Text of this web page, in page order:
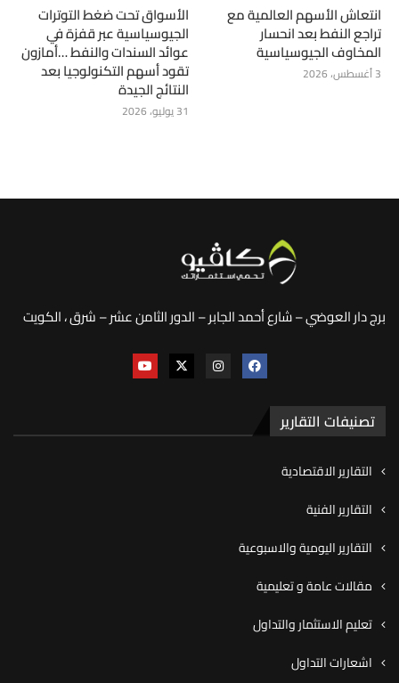
انتعاش الأسهم العالمية مع
تراجع النفط بعد انحسار
المخاوف الجيوسياسية
3 أغسطس، 2026
الأسواق تحت ضغط التوترات
الجيوسياسية عبر قفزة في
عوائد السندات والنفط …أمازون
تقود أسهم التكنولوجيا بعد
النتائج الجيدة
31 يوليو، 2026
برج دار العوضي – شارع أحمد الجابر – الدور الثامن عشر – شرق ، الكويت
تصنيفات التقارير
التقارير الاقتصادية
التقارير الفنية
التقارير اليومية والاسبوعية
مقالات عامة و تعليمية
تعليم الاستثمار والتداول
اشعارات التداول